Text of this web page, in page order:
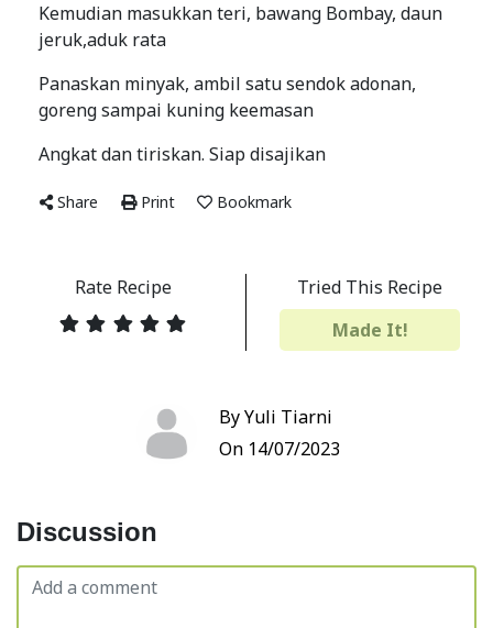
Kemudian masukkan teri, bawang Bombay, daun
jeruk,aduk rata
Panaskan minyak, ambil satu sendok adonan,
goreng sampai kuning keemasan
Angkat dan tiriskan. Siap disajikan
Share Print Bookmark
Rate Recipe
Tried This Recipe
Made It!
By Yuli Tiarni
On 14/07/2023
Discussion